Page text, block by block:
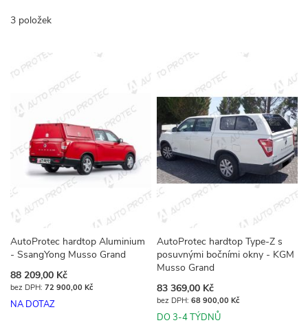
3 položek
AutoProtec hardtop Aluminium
- SsangYong Musso Grand
88 209,00 Kč
72 900,00 Kč
NA DOTAZ
AutoProtec hardtop Type-Z s
posuvnými bočními okny - KGM
Musso Grand
83 369,00 Kč
68 900,00 Kč
DO 3-4 TÝDNŮ